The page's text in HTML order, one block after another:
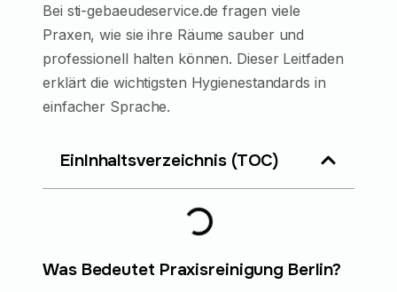
Bei sti-gebaeudeservice.de fragen viele
Praxen, wie sie ihre Räume sauber und
professionell halten können. Dieser Leitfaden
erklärt die wichtigsten Hygienestandards in
einfacher Sprache.
EinInhaltsverzeichnis (TOC)
Was Bedeutet Praxisreinigung Berlin?